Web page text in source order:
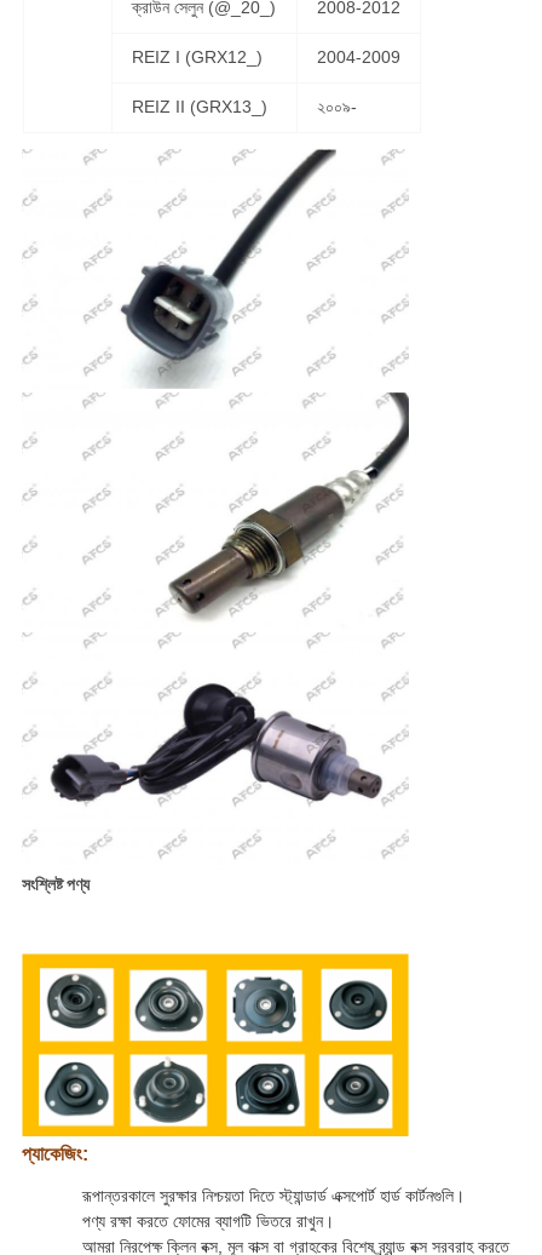
ক্রাউন সেলুন (@_20_) 2008-2012
REIZ I (GRX12_) 2004-2009
REIZ II (GRX13_) ২০০৯-
সংশ্লিষ্ট পণ্য
প্যাকেজিং:
রূপান্তরকালে সুরক্ষার নিশ্চয়তা দিতে স্ট্যান্ডার্ড এক্সপোর্ট হার্ড কার্টনগুলি।
পণ্য রক্ষা করতে ফোমের ব্যাগটি ভিতরে রাখুন।
আমরা নিরপেক্ষ ক্লিন বক্স, মূল বাক্স বা গ্রাহকের বিশেষ ব্র্যান্ড বক্স সরবরাহ করতে